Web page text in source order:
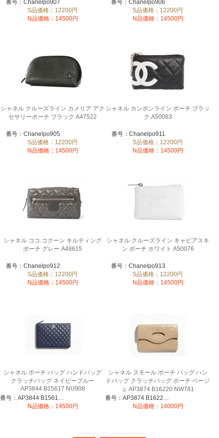
番号：Chanelpo907
S品価格：12200円
N品価格：14500円
番号：Chanelpo906
S品価格：12200円
N品価格：14500円
シャネル クルーズライン カメリア アク
セサリーポーチ ブラック A47522
番号：Chanelpo905
S品価格：12200円
N品価格：14500円
シャネル カンボンライン ポーチ ブラッ
ク A50083
番号：Chanelpo911
S品価格：12200円
N品価格：14500円
シャネル ココ.コクーン キルティング
ポーチ グレー A48615
番号：Chanelpo912
S品価格：12200円
N品価格：14500円
シャネル クルーズライン キャビアスキ
ン ポーチ ホワイト A50076
番号：Chanelpo913
S品価格：12200円
N品価格：14500円
シャネル ポーチ バッグ ハンドバッグ
クラッチバッグ ネイビーブルー
AP3844 B15617 NU908
N品価格：14500円
シャネル スモール ポーチ バッグ ハン
ドバッグ クラッチバッグ ポーチ ベージ
ュ AP3874 B16220 NW781
N品価格：14000円